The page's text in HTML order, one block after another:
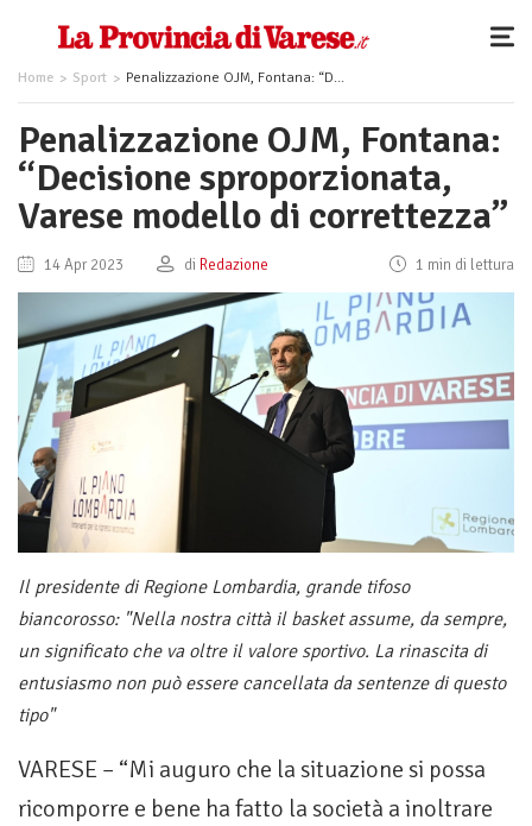
Home Sport Penalizzazione OJM, Fontana: “Decisione sproporzionata, Varese modello di correttezza”
Penalizzazione OJM, Fontana:
“Decisione sproporzionata,
Varese modello di correttezza”
14 Apr 2023 di Redazione 1 min di lettura
Il presidente di Regione Lombardia, grande tifoso
biancorosso: "Nella nostra città il basket assume, da sempre,
un significato che va oltre il valore sportivo. La rinascita di
entusiasmo non può essere cancellata da sentenze di questo
tipo"
VARESE – “Mi auguro che la situazione si possa
ricomporre e bene ha fatto la società a inoltrare